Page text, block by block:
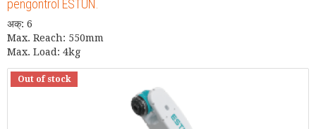
pengontrol ESTUN.
अक्: 6
Max. Reach: 550mm
Max. Load: 4kg
Out of stock